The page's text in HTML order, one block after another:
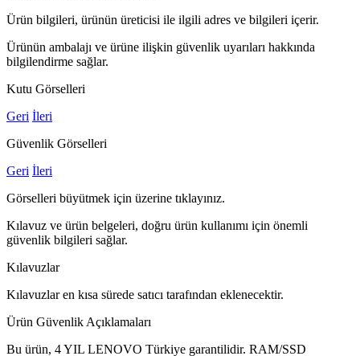
Ürün bilgileri, ürünün üreticisi ile ilgili adres ve bilgileri içerir.
Ürünün ambalajı ve ürüne ilişkin güvenlik uyarıları hakkında
bilgilendirme sağlar.
Kutu Görselleri
Geri İleri
Güvenlik Görselleri
Geri İleri
Görselleri büyütmek için üzerine tıklayınız.
Kılavuz ve ürün belgeleri, doğru ürün kullanımı için önemli
güvenlik bilgileri sağlar.
Kılavuzlar
Kılavuzlar en kısa sürede satıcı tarafından eklenecektir.
Ürün Güvenlik Açıklamaları
Bu ürün, 4 YIL LENOVO Türkiye garantilidir. RAM/SSD